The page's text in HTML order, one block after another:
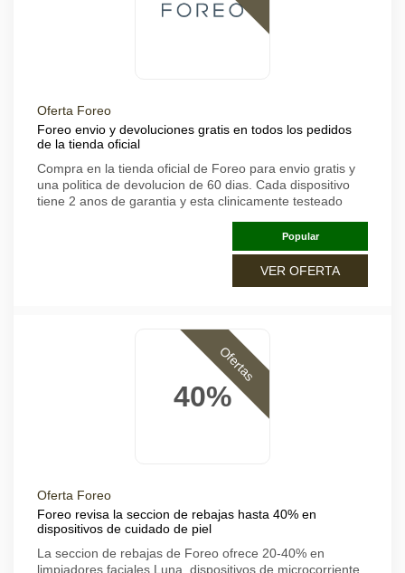
Oferta Foreo
Foreo envio y devoluciones gratis en todos los pedidos
de la tienda oficial
Compra en la tienda oficial de Foreo para envio gratis y
una politica de devolucion de 60 dias. Cada dispositivo
tiene 2 anos de garantia y esta clinicamente testeado
Popular
VER OFERTA
40%
Ofertas
Oferta Foreo
Foreo revisa la seccion de rebajas hasta 40% en
dispositivos de cuidado de piel
La seccion de rebajas de Foreo ofrece 20-40% en
limpiadores faciales Luna, dispositivos de microcorriente